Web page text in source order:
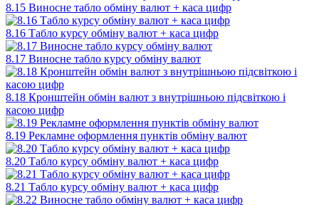
8.15 Виносне табло обміну валют + каса цифр
8.16 Табло курсу обміну валют + каса цифр
8.17 Виносне табло курсу обміну валют
8.18 Кронштейн обмін валют з внутрішньою підсвіткою і
касою цифр
8.19 Рекламне оформлення пунктів обміну валют
8.20 Табло курсу обміну валют + каса цифр
8.21 Табло курсу обміну валют + каса цифр